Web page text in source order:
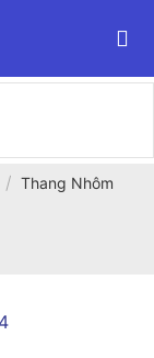
/ Thang Nhôm